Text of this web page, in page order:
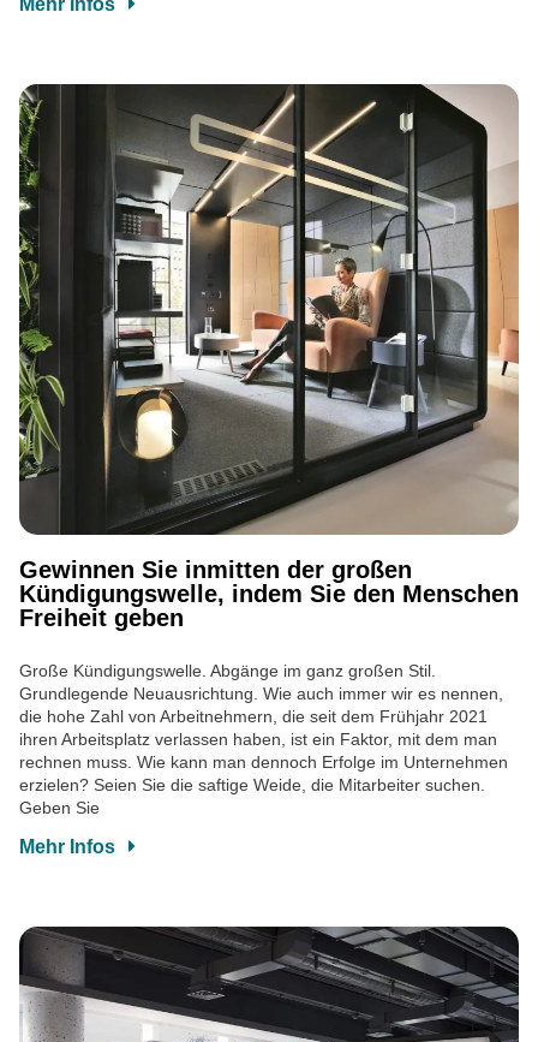
Gewinnen Sie inmitten der großen
Kündigungswelle, indem Sie den Menschen
Freiheit geben
Große Kündigungswelle. Abgänge im ganz großen Stil.
Grundlegende Neuausrichtung. Wie auch immer wir es nennen,
die hohe Zahl von Arbeitnehmern, die seit dem Frühjahr 2021
ihren Arbeitsplatz verlassen haben, ist ein Faktor, mit dem man
rechnen muss. Wie kann man dennoch Erfolge im Unternehmen
erzielen? Seien Sie die saftige Weide, die Mitarbeiter suchen.
Geben Sie
Mehr Infos